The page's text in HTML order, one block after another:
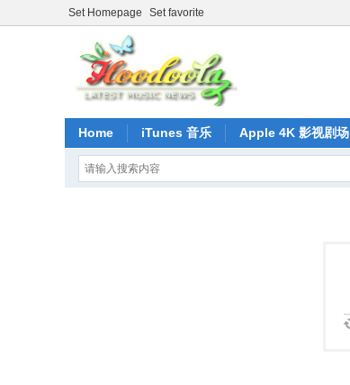
Set Homepage Set favorite
Home iTunes 音乐 Apple 4K 影视剧场